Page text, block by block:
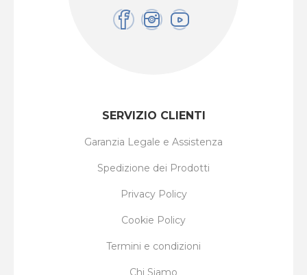
SERVIZIO CLIENTI
Garanzia Legale e Assistenza
Spedizione dei Prodotti
Privacy Policy
Cookie Policy
Termini e condizioni
Chi Siamo